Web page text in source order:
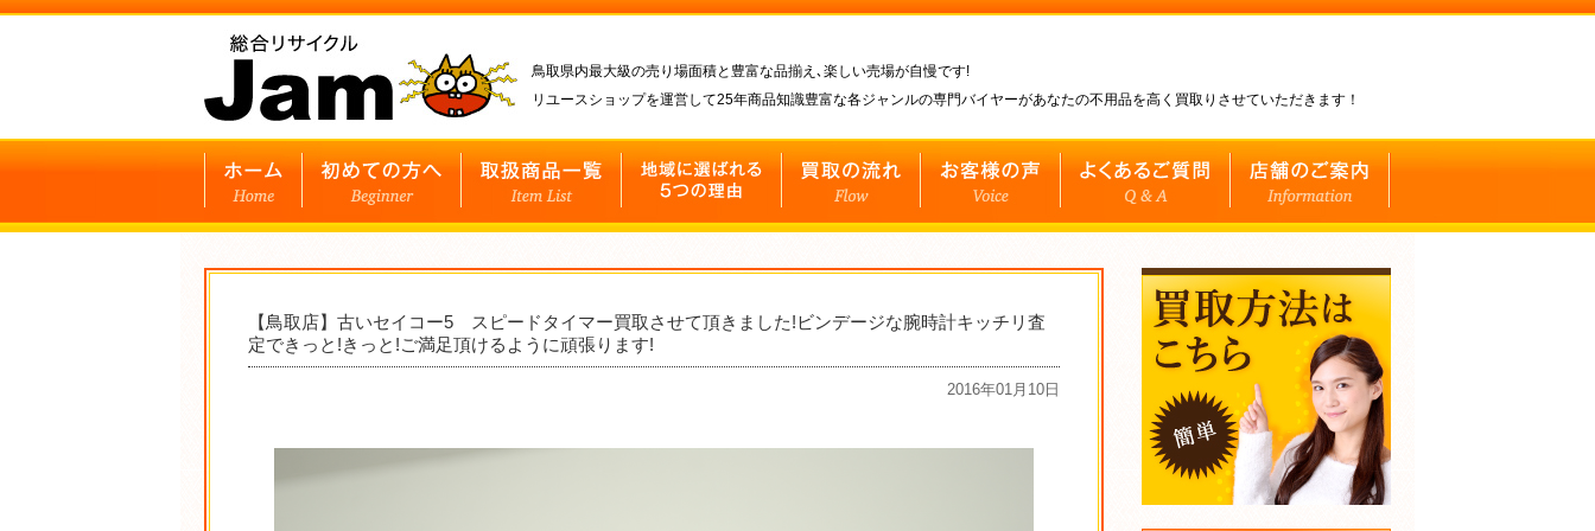
鳥取県内最大級の売り場面積と豊富な品揃え､楽しい売場が自慢です!
リユースショップを運営して25年商品知識豊富な各ジャンルの専門バイヤーがあなたの不用品を高く買取りさせていただきます！
【鳥取店】古いセイコー5 スピードタイマー買取させて頂きました!ビンデージな腕時計キッチリ査
定できっと!きっと!ご満足頂けるように頑張ります!
2016年01月10日